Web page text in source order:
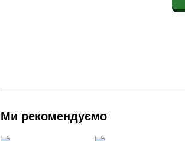
Ми рекомендуємо